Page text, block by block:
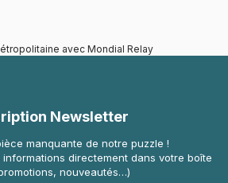
avec Mondial Relay
Newsletter
manquante de notre puzzle !
directement dans votre boîte
nouveautés…)